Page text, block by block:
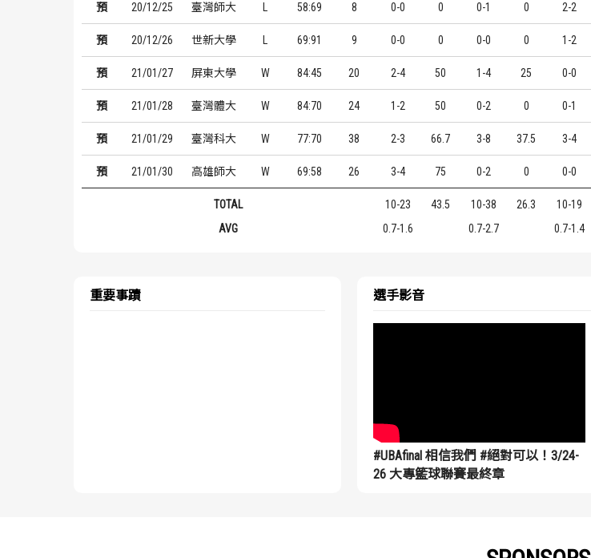
預 20/12/25 臺灣師大 L 58:69 8 0-0 0 0-1 0 2-2
預 20/12/26 世新大學 L 69:91 9 0-0 0 0-0 0 1-2
預 21/01/27 屏東大學 W 84:45 20 2-4 50 1-4 25 0-0
預 21/01/28 臺灣體大 W 84:70 24 1-2 50 0-2 0 0-1
預 21/01/29 臺灣科大 W 77:70 38 2-3 66.7 3-8 37.5 3-4
預 21/01/30 高雄師大 W 69:58 26 3-4 75 0-2 0 0-0
TOTAL 10-23 43.5 10-38 26.3 10-19
AVG
0.7-1.6 0.7-2.7 0.7-1.4
重要事蹟 選手影音
#UBAfinal 相信我們 #絕對可以！3/24-
26 大專籃球聯賽最終章